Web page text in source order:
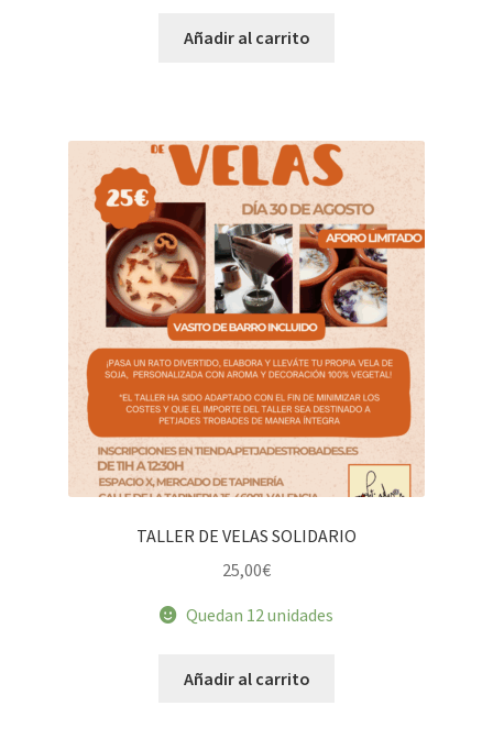
Añadir al carrito
TALLER DE VELAS SOLIDARIO
25,00€
Quedan 12 unidades
Añadir al carrito